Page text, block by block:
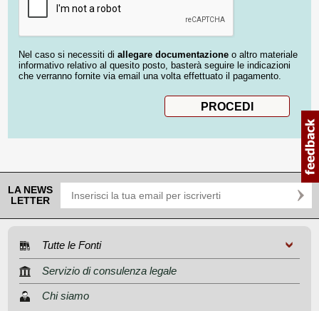
Nel caso si necessiti di allegare documentazione o altro materiale
informativo relativo al quesito posto, basterà seguire le indicazioni
che verranno fornite via email una volta effettuato il pagamento.
LA NEWS
LETTER
Tutte le Fonti
Servizio di consulenza legale
Chi siamo